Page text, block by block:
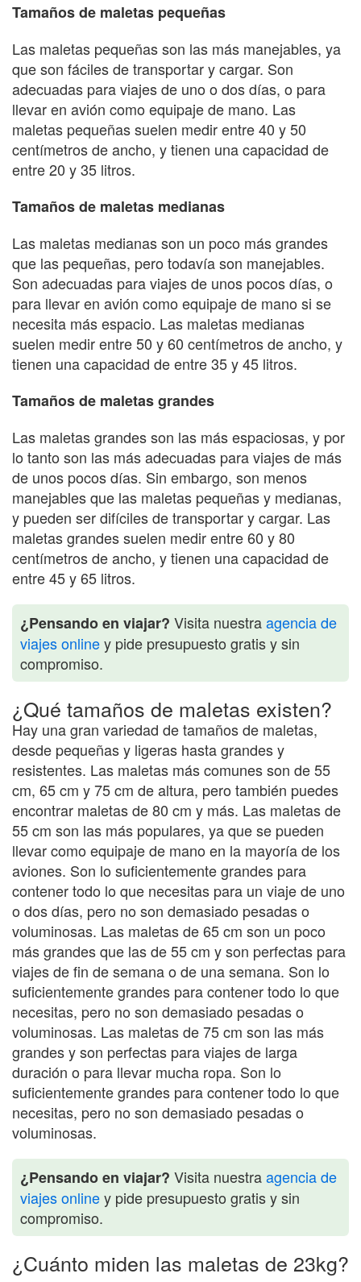
Tamaños de maletas pequeñas
Las maletas pequeñas son las más manejables, ya
que son fáciles de transportar y cargar. Son
adecuadas para viajes de uno o dos días, o para
llevar en avión como equipaje de mano. Las
maletas pequeñas suelen medir entre 40 y 50
centímetros de ancho, y tienen una capacidad de
entre 20 y 35 litros.
Tamaños de maletas medianas
Las maletas medianas son un poco más grandes
que las pequeñas, pero todavía son manejables.
Son adecuadas para viajes de unos pocos días, o
para llevar en avión como equipaje de mano si se
necesita más espacio. Las maletas medianas
suelen medir entre 50 y 60 centímetros de ancho, y
tienen una capacidad de entre 35 y 45 litros.
Tamaños de maletas grandes
Las maletas grandes son las más espaciosas, y por
lo tanto son las más adecuadas para viajes de más
de unos pocos días. Sin embargo, son menos
manejables que las maletas pequeñas y medianas,
y pueden ser difíciles de transportar y cargar. Las
maletas grandes suelen medir entre 60 y 80
centímetros de ancho, y tienen una capacidad de
entre 45 y 65 litros.
¿Pensando en viajar? Visita nuestraagencia de
viajes onliney pide presupuesto gratis y sin
compromiso.
¿Qué tamaños de maletas existen?
Hay una gran variedad de tamaños de maletas,
desde pequeñas y ligeras hasta grandes y
resistentes. Las maletas más comunes son de 55
cm, 65 cm y 75 cm de altura, pero también puedes
encontrar maletas de 80 cm y más. Las maletas de
55 cm son las más populares, ya que se pueden
llevar como equipaje de mano en la mayoría de los
aviones. Son lo suficientemente grandes para
contener todo lo que necesitas para un viaje de uno
o dos días, pero no son demasiado pesadas o
voluminosas. Las maletas de 65 cm son un poco
más grandes que las de 55 cm y son perfectas para
viajes de fin de semana o de una semana. Son lo
suficientemente grandes para contener todo lo que
necesitas, pero no son demasiado pesadas o
voluminosas. Las maletas de 75 cm son las más
grandes y son perfectas para viajes de larga
duración o para llevar mucha ropa. Son lo
suficientemente grandes para contener todo lo que
necesitas, pero no son demasiado pesadas o
voluminosas.
¿Pensando en viajar? Visita nuestraagencia de
viajes onliney pide presupuesto gratis y sin
compromiso.
¿Cuánto miden las maletas de 23kg?